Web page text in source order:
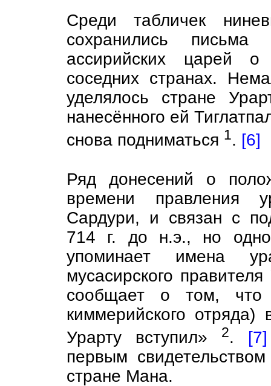
Среди табличек
сохранились письма
ассирийских царей
соседних странах.
уделялось стране
нанесённого ей
снова подниматься 1. [6]
Ряд донесений о
времени правления
Сардури, и связан с
714 г. до н.э., но
упоминает имена
мусасирского
сообщает о том, что
киммерийского
Урарту вступил»
2. [7]
первым
стране Мана.